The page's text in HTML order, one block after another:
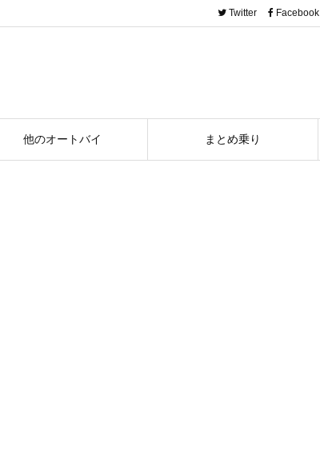
他のオートバイ まとめ乗り
Twitter Facebook